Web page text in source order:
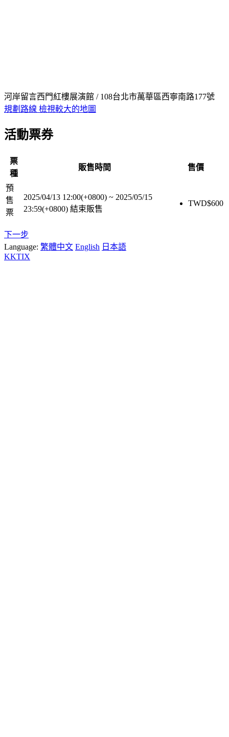
河岸留言西門紅樓展演館 / 108台北市萬華區西寧南路177號
規劃路線 檢視較大的地圖
活動票券
票
種
販售時間 售價
預
售
票
2025/04/13 12:00(+0800) ~ 2025/05/15
23:59(+0800) 結束販售
TWD$600
下一步
Language: 繁體中文 English 日本語
KKTIX